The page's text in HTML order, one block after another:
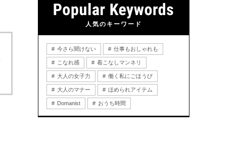
人気のキーワード
今さら聞けない 仕事もおしゃれも
こなれ感 着こなしマンネリ
大人の女子力 働く私にごほうび
大人のマナー ほめられアイテム
Domanist おうち時間